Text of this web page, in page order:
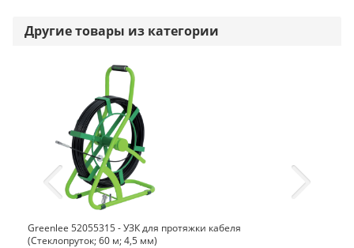
Другие товары из категории
Greenlee 52055315 - УЗК для протяжки кабеля
(Стеклопруток; 60 м; 4,5 мм)